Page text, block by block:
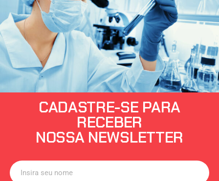
CADASTRE-SE PARA
RECEBER
NOSSA NEWSLETTER